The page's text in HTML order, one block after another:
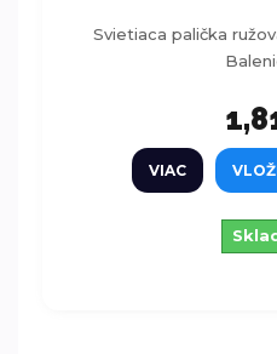
Svietiaca palička
VIAC